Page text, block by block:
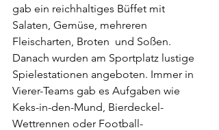
gab ein reichhaltiges Büffet mit
Salaten, Gemüse, mehreren
Fleischarten, Broten  und Soßen.
Danach wurden am Sportplatz lustige
Spielestationen angeboten. Immer in
Vierer-Teams gab es Aufgaben wie
Keks-in-den-Mund, Bierdeckel-
Wettrennen oder Football-